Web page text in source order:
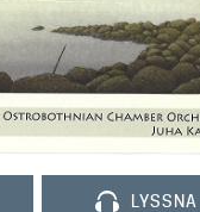
LYSSNA